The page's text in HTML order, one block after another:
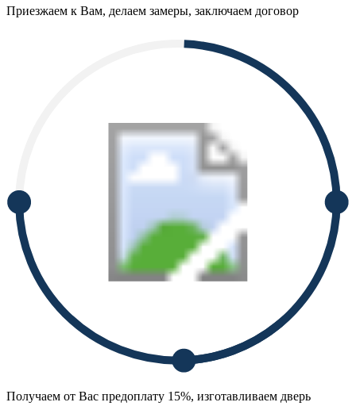
Приезжаем к Вам, делаем замеры, заключаем договор
Получаем от Вас предоплату 15%, изготавливаем дверь